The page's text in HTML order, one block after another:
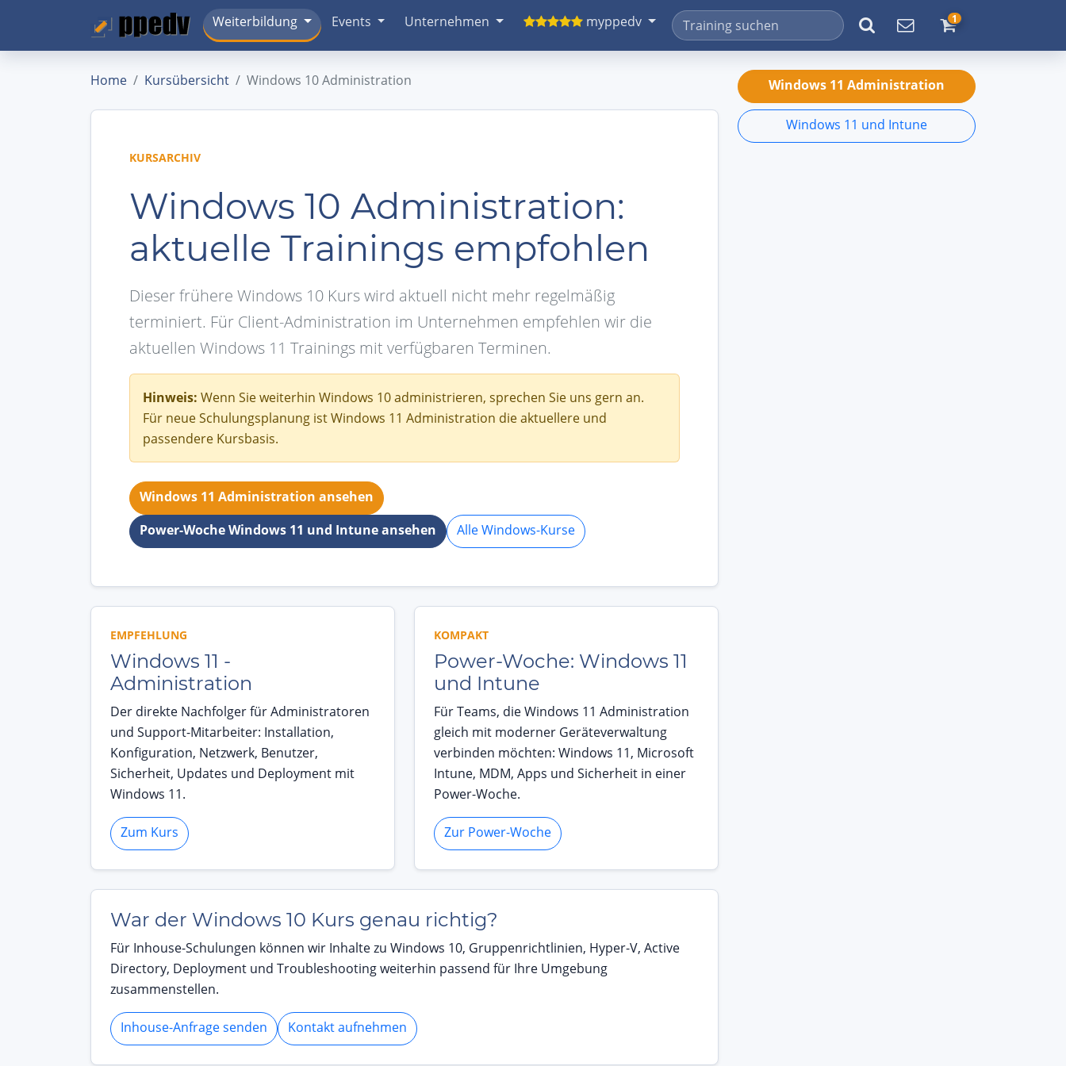
Weiterbildung Events Unternehmen myppedv 1
Home Kursübersicht Windows 10 Administration
KURSARCHIV
Windows 10 Administration:
aktuelle Trainings empfohlen
Dieser frühere Windows 10 Kurs wird aktuell nicht mehr regelmäßig
terminiert. Für Client-Administration im Unternehmen empfehlen wir die
aktuellen Windows 11 Trainings mit verfügbaren Terminen.
Hinweis: Wenn Sie weiterhin Windows 10 administrieren, sprechen Sie uns gern an.
Für neue Schulungsplanung ist Windows 11 Administration die aktuellere und
passendere Kursbasis.
Windows 11 Administration ansehen
Power-Woche Windows 11 und Intune ansehen
Alle Windows-Kurse
EMPFEHLUNG
Windows 11 -
Administration
Der direkte Nachfolger für Administratoren
und Support-Mitarbeiter: Installation,
Konfiguration, Netzwerk, Benutzer,
Sicherheit, Updates und Deployment mit
Windows 11.
Zum Kurs
KOMPAKT
Power-Woche: Windows 11
und Intune
Für Teams, die Windows 11 Administration
gleich mit moderner Geräteverwaltung
verbinden möchten: Windows 11, Microsoft
Intune, MDM, Apps und Sicherheit in einer
Power-Woche.
Zur Power-Woche
War der Windows 10 Kurs genau richtig?
Für Inhouse-Schulungen können wir Inhalte zu Windows 10, Gruppenrichtlinien, Hyper-V, Active
Directory, Deployment und Troubleshooting weiterhin passend für Ihre Umgebung
zusammenstellen.
Inhouse-Anfrage senden Kontakt aufnehmen
Windows 11 Administration
Windows 11 und Intune